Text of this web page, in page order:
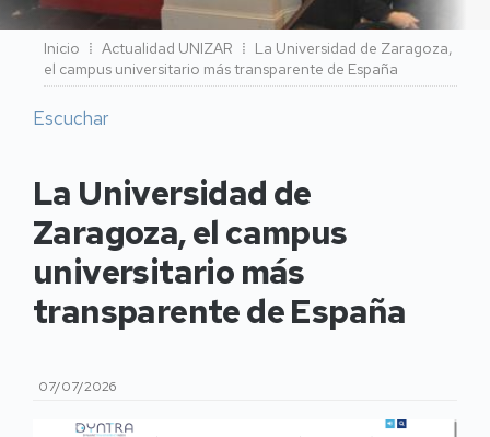
Ruta
de
navegación
Inicio Actualidad UNIZAR
La Universidad de Zaragoza,
el campus universitario más transparente de España
Escuchar
La Universidad de
Zaragoza, el campus
universitario más
transparente de España
07/07/2026